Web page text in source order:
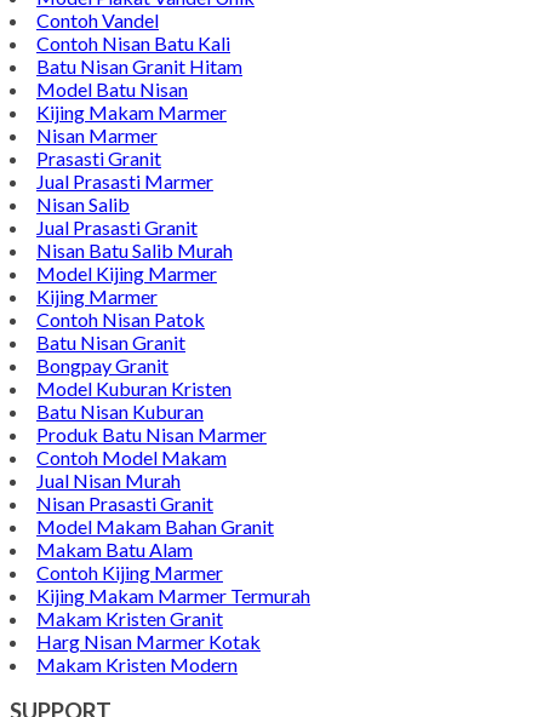
Model Plakat Vandel Unik
Contoh Vandel
Contoh Nisan Batu Kali
Batu Nisan Granit Hitam
Model Batu Nisan
Kijing Makam Marmer
Nisan Marmer
Prasasti Granit
Jual Prasasti Marmer
Nisan Salib
Jual Prasasti Granit
Nisan Batu Salib Murah
Model Kijing Marmer
Kijing Marmer
Contoh Nisan Patok
Batu Nisan Granit
Bongpay Granit
Model Kuburan Kristen
Batu Nisan Kuburan
Produk Batu Nisan Marmer
Contoh Model Makam
Jual Nisan Murah
Nisan Prasasti Granit
Model Makam Bahan Granit
Makam Batu Alam
Contoh Kijing Marmer
Kijing Makam Marmer Termurah
Makam Kristen Granit
Harg Nisan Marmer Kotak
Makam Kristen Modern